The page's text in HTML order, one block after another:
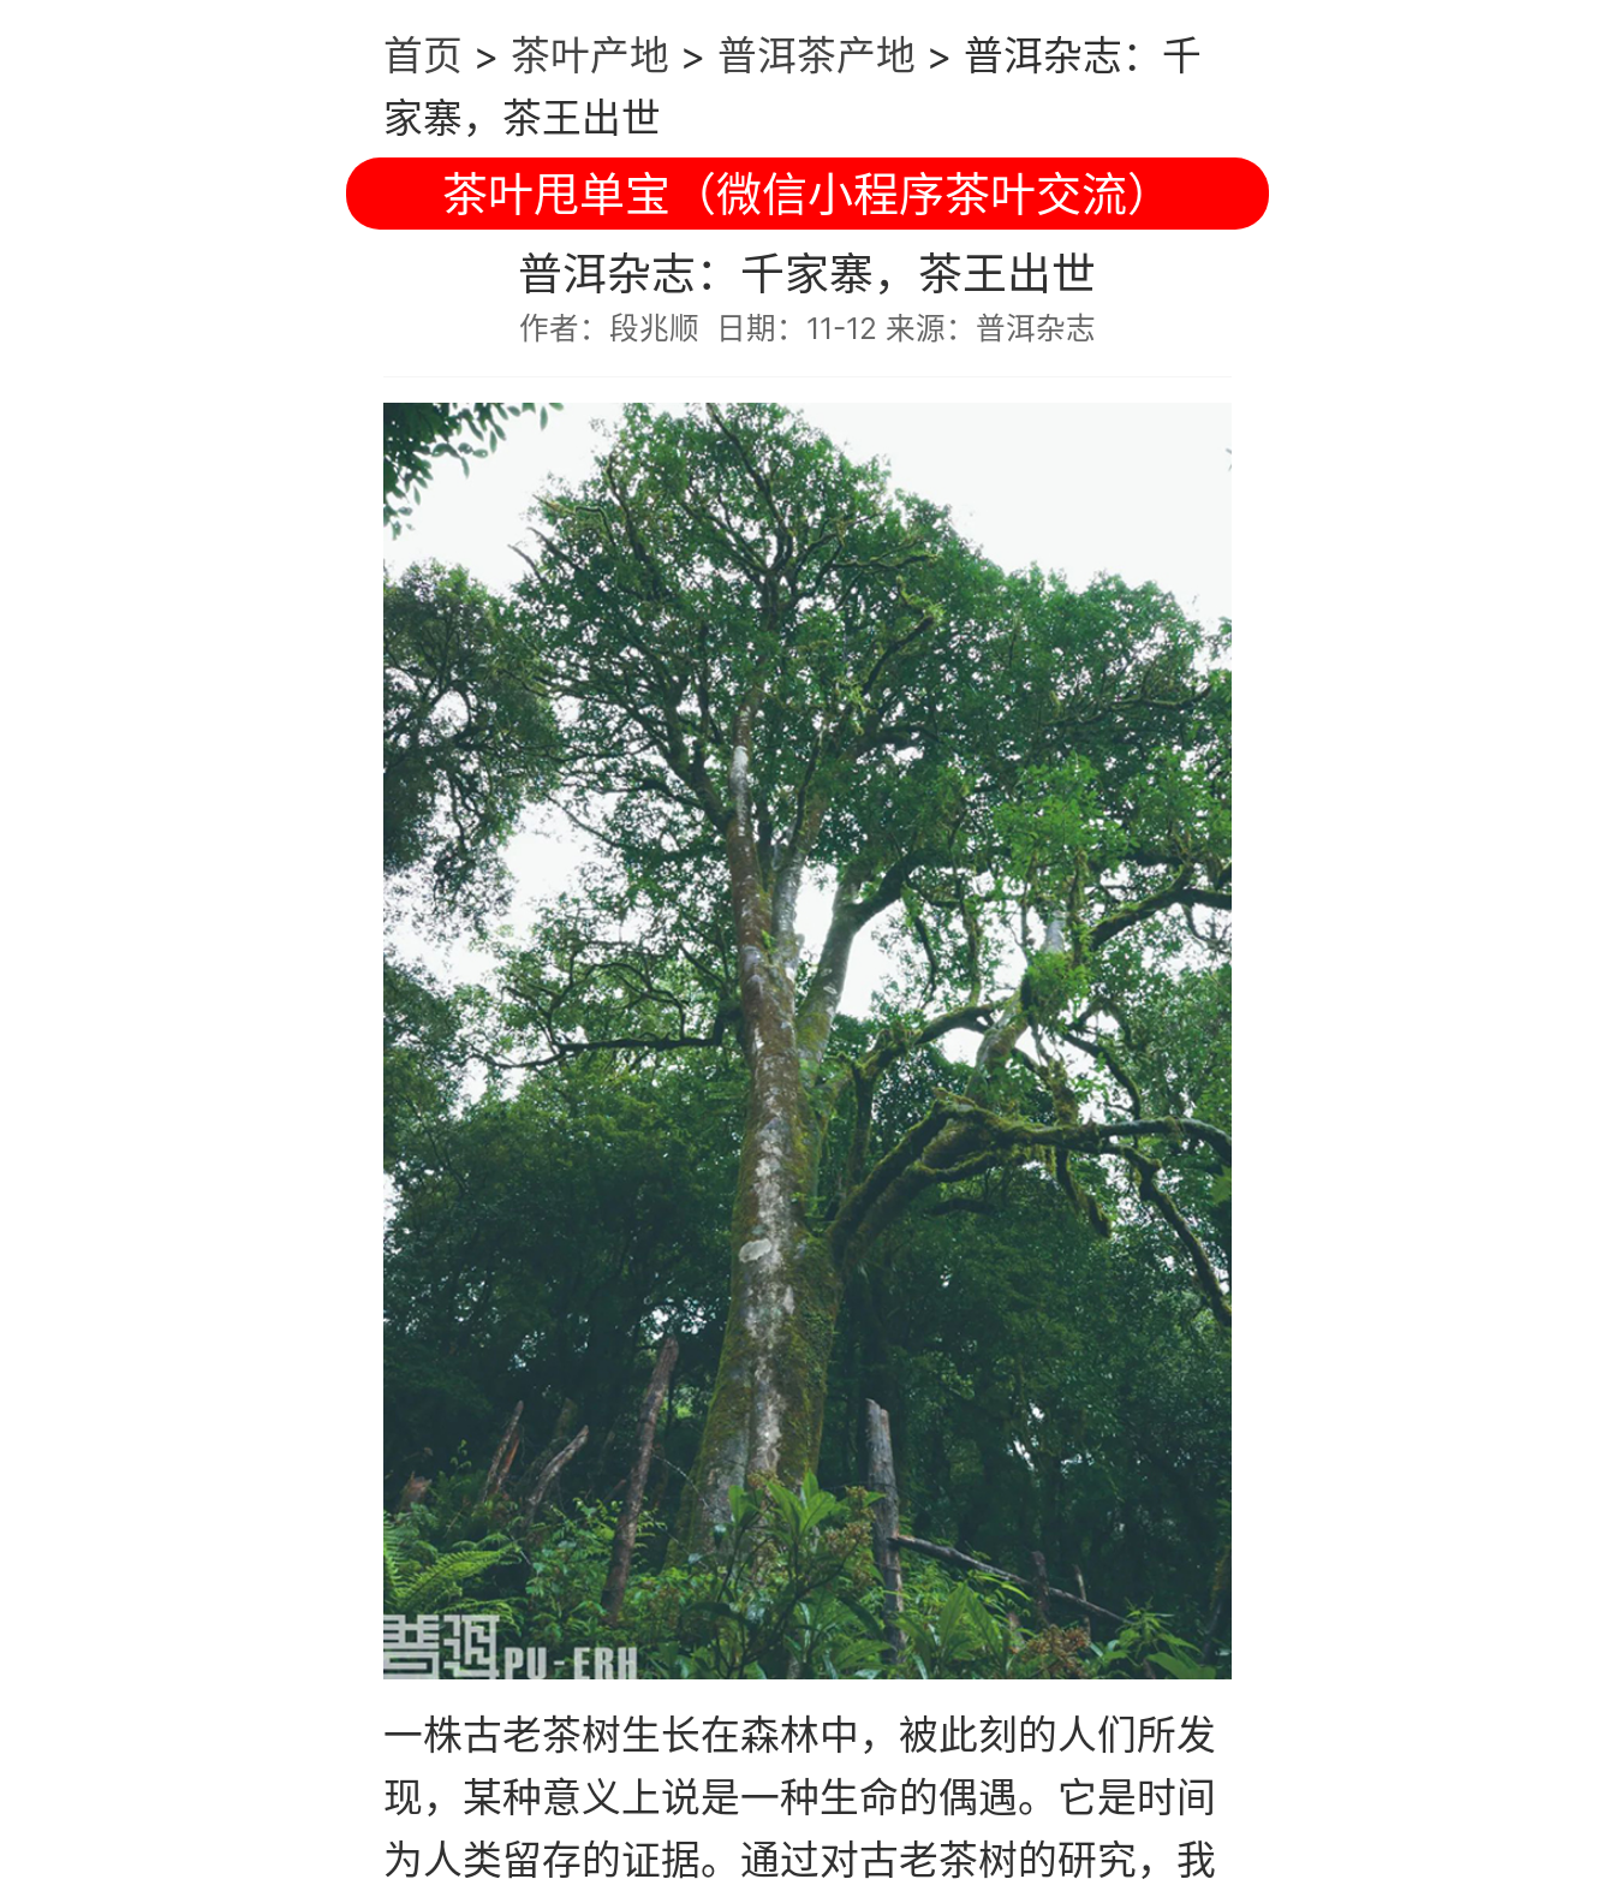
首页 > 茶叶产地 > 普洱茶产地 > 普洱杂志：千
家寨，茶王出世
茶叶甩单宝（微信小程序茶叶交流）
普洱杂志：千家寨，茶王出世
作者：段兆顺 日期：11-12 来源：普洱杂志
一株古老茶树生长在森林中，被此刻的人们所发
现，某种意义上说是一种生命的偶遇。它是时间
为人类留存的证据。通过对古老茶树的研究，我